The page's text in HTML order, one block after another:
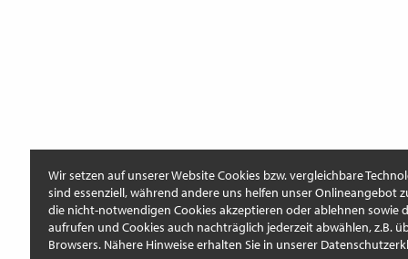
Wir setzen auf unserer Website Cookies bzw. vergleichbare
sind essenziell, während andere uns helfen unser Onlineangebot
die nicht-notwendigen Cookies akzeptieren oder ablehnen sowie
aufrufen und Cookies auch nachträglich jederzeit abwählen, z.B.
Browsers. Nähere Hinweise erhalten Sie in unserer